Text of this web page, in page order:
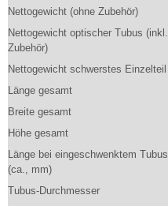
Nettogewicht (ohne Zubehör)
Nettogewicht optischer Tubus (inkl.
Zubehör)
Nettogewicht schwerstes Einzelteil
Länge gesamt
Breite gesamt
Höhe gesamt
Länge bei eingeschwenktem Tubus
(ca., mm)
Tubus-Durchmesser